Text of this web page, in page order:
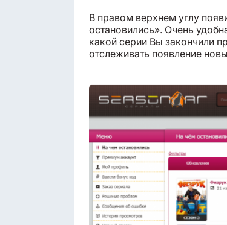
В правом верхнем углу
остановились». Очень
какой серии Вы закончили
отслеживать появление